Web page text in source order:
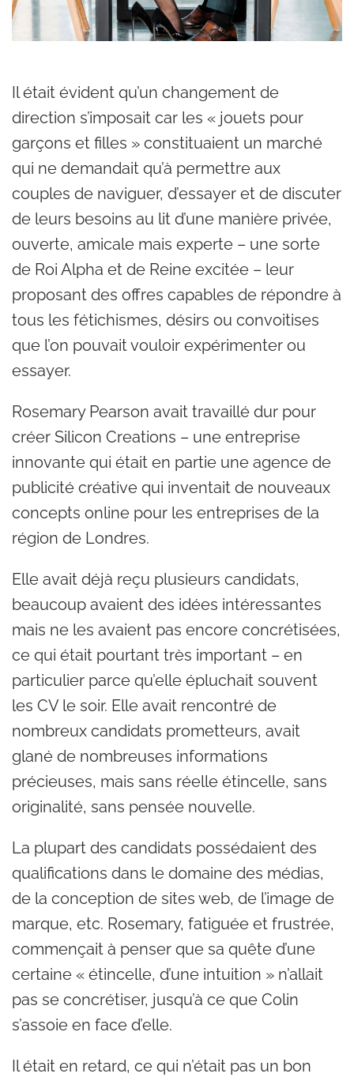
Il était évident qu’un changement de
direction s’imposait car les « jouets pour
garçons et filles » constituaient un marché
qui ne demandait qu’à permettre aux
couples de naviguer, d’essayer et de discuter
de leurs besoins au lit d’une manière privée,
ouverte, amicale mais experte – une sorte
de Roi Alpha et de Reine excitée – leur
proposant des offres capables de répondre à
tous les fétichismes, désirs ou convoitises
que l’on pouvait vouloir expérimenter ou
essayer.
Rosemary Pearson avait travaillé dur pour
créer Silicon Creations – une entreprise
innovante qui était en partie une agence de
publicité créative qui inventait de nouveaux
concepts online pour les entreprises de la
région de Londres.
Elle avait déjà reçu plusieurs candidats,
beaucoup avaient des idées intéressantes
mais ne les avaient pas encore concrétisées,
ce qui était pourtant très important – en
particulier parce qu’elle épluchait souvent
les CV le soir. Elle avait rencontré de
nombreux candidats prometteurs, avait
glané de nombreuses informations
précieuses, mais sans réelle étincelle, sans
originalité, sans pensée nouvelle.
La plupart des candidats possédaient des
qualifications dans le domaine des médias,
de la conception de sites web, de l’image de
marque, etc. Rosemary, fatiguée et frustrée,
commençait à penser que sa quête d’une
certaine « étincelle, d’une intuition » n’allait
pas se concrétiser, jusqu’à ce que Colin
s’assoie en face d’elle.
Il était en retard, ce qui n’était pas un bon